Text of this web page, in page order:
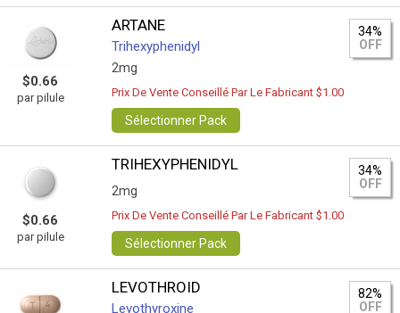
$0.66
par pilule
ARTANE
Trihexyphenidyl
2mg
34%
OFF
Prix De Vente Conseillé Par Le Fabricant $1.00
Sélectionner Pack
$0.66
par pilule
TRIHEXYPHENIDYL
2mg
34%
OFF
Prix De Vente Conseillé Par Le Fabricant $1.00
Sélectionner Pack
LEVOTHROID
Levothyroxine
82%
OFF